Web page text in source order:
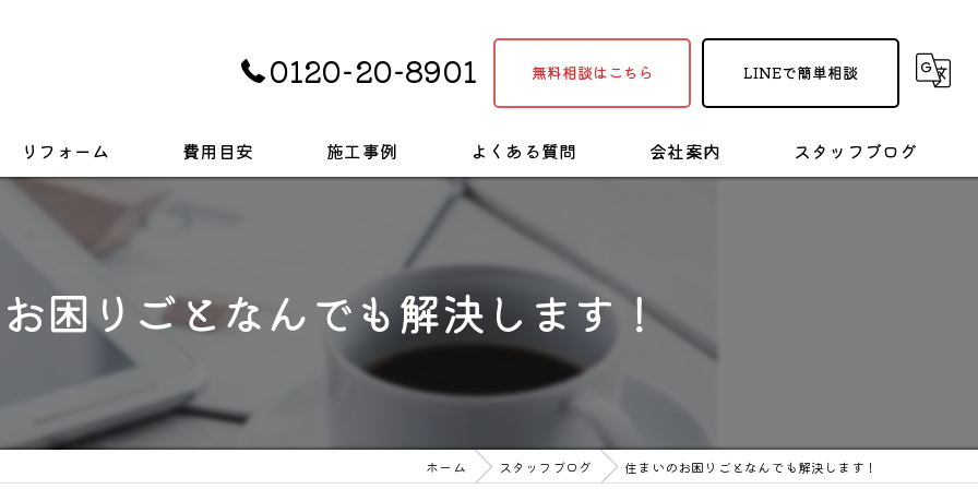
0120-20-8901 無料相談はこちら LINEで簡単相談
リフォーム
キッチン
トイレ
費用目安 施工事例 よくある質問 会社案内 スタッフブログ
困りごとなんでも解決します！
ホーム スタッフブログ 住まいのお困りごとなんでも解決します！